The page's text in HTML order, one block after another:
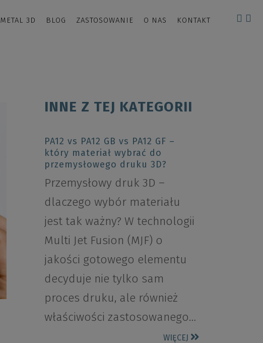
METAL 3D BLOG ZASTOSOWANIE O NAS KONTAKT
INNE Z TEJ KATEGORII
PA12 vs PA12 GB vs PA12 GF –
który materiał wybrać do
przemysłowego druku 3D?
Przemysłowy druk 3D –
dlaczego wybór materiału
jest tak ważny? W technologii
Multi Jet Fusion (MJF) o
jakości gotowego elementu
decyduje nie tylko sam
proces druku, ale również
właściwości zastosowanego…
WIĘCEJ